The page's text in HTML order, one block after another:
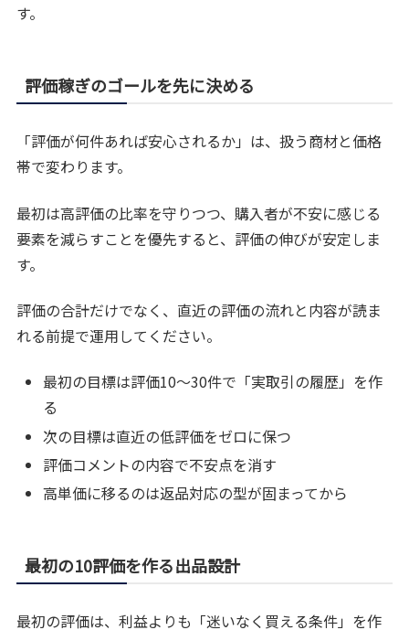
す。
評価稼ぎのゴールを先に決める
「評価が何件あれば安心されるか」は、扱う商材と価格
帯で変わります。
最初は高評価の比率を守りつつ、購入者が不安に感じる
要素を減らすことを優先すると、評価の伸びが安定しま
す。
評価の合計だけでなく、直近の評価の流れと内容が読ま
れる前提で運用してください。
最初の目標は評価10〜30件で「実取引の履歴」を作
る
次の目標は直近の低評価をゼロに保つ
評価コメントの内容で不安点を消す
高単価に移るのは返品対応の型が固まってから
最初の10評価を作る出品設計
最初の評価は、利益よりも「迷いなく買える条件」を作